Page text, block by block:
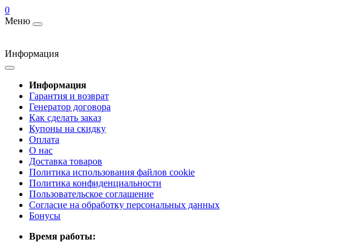
0
Меню
Информация
Информация
Гарантия и возврат
Генератор договора
Как сделать заказ
Купоны на скидку
Оплата
О нас
Доставка товаров
Политика использования файлов cookie
Политика конфиденциальности
Пользовательское соглашение
Согласие на обработку персональных данных
Бонусы
Время работы: